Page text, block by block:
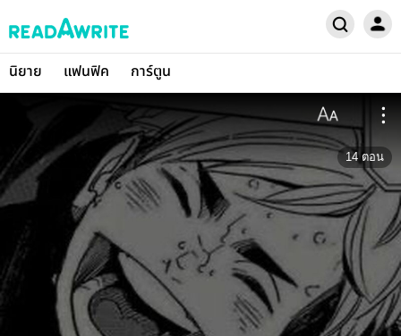
นิยาย แฟนฟิค การ์ตูน
14 ตอน